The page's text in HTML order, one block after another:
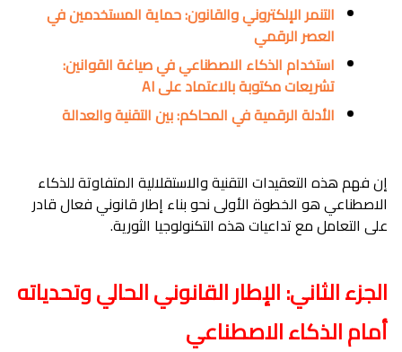
التنمر الإلكتروني والقانون: حماية المستخدمين في
العصر الرقمي
استخدام الذكاء الاصطناعي في صياغة القوانين:
تشريعات مكتوبة بالاعتماد على AI
الأدلة الرقمية في المحاكم: بين التقنية والعدالة
إن فهم هذه التعقيدات التقنية والاستقلالية المتفاوتة للذكاء
الاصطناعي هو الخطوة الأولى نحو بناء إطار قانوني فعال قادر
على التعامل مع تداعيات هذه التكنولوجيا الثورية.
الجزء الثاني: الإطار القانوني الحالي وتحدياته
أمام الذكاء الاصطناعي